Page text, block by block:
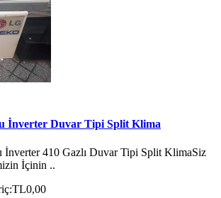
İnverter Duvar Tipi Split Klima
410 Gazlı Duvar Tipi Split KlimaSiz
İçinin ..